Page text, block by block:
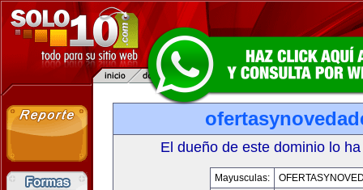
El dueño de este dominio lo
Mayusculas: